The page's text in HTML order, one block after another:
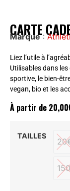
CARTE
Marque:
Liez l’utile à
Utilisables dans
sportive, le bien-
vegan, bio et les
À partir de 20,00
TAILLES